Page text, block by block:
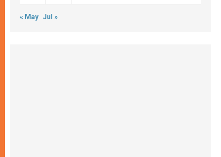
« May Jul »